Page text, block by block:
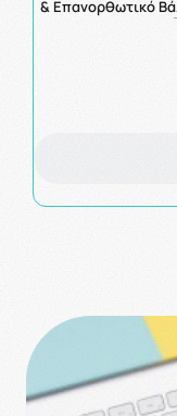
& Επανορθωτικό